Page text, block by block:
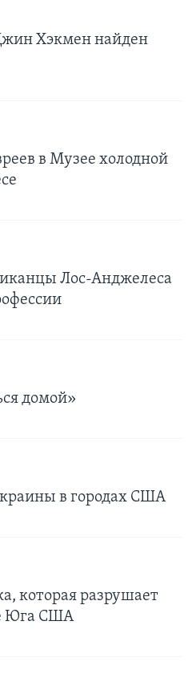
Хэкмен найден
в Музее холодной
Лос-Анджелеса
домой»
в городах США
которая разрушает
Юга США